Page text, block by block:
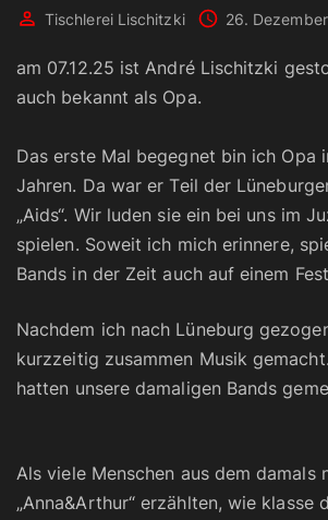
Tischlerei Lischitzki 26.
am 07.12.25 ist André Lischitzki
auch bekannt als Opa.
Das erste Mal begegnet bin ich Opa
Jahren. Da war er Teil der
„Aids“. Wir luden sie ein bei uns im
spielen. Soweit ich mich erinnere,
Bands in der Zeit auch auf einem
Nachdem ich nach Lüneburg
kurzzeitig zusammen Musik
hatten unsere damaligen Bands
Als viele Menschen aus dem damals
„Anna&Arthur“ erzählten, wie klasse